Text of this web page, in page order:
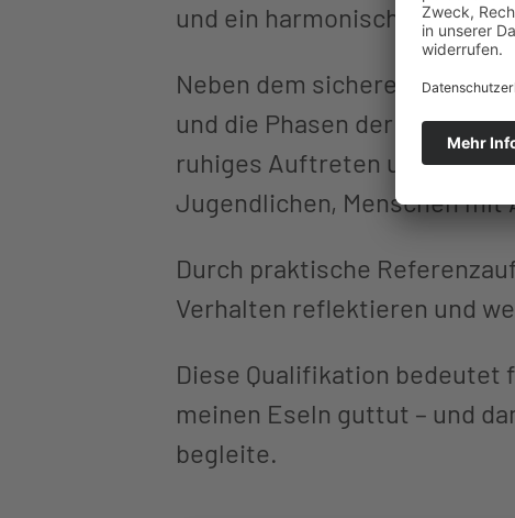
und ein harmonisches
Neben dem sicheren
und die Phasen der
ruhiges Auftreten und gutes
Jugendlichen, Menschen
Durch praktische
Verhalten reflektieren und
Diese Qualifikation bedeutet
meinen Eseln guttut – und
begleite.